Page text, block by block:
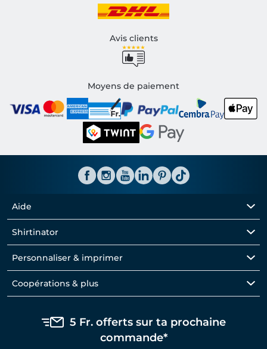
Avis clients
Moyens de paiement
Aide
Shirtinator
Personnaliser & imprimer
Coopérations & plus
5 Fr. offerts sur ta prochaine
commande*